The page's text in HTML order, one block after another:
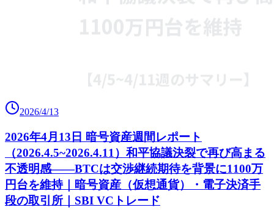
2026/4/13
2026年4月13日 暗号資産週間レポート
（2026.4.5~2026.4.11）和平協議決裂で再び高まる
不透明感――BTCは交渉継続期待を背景に1100万
円台を維持｜暗号資産（仮想通貨）・電子決済手
段の取引所｜SBI VCトレード